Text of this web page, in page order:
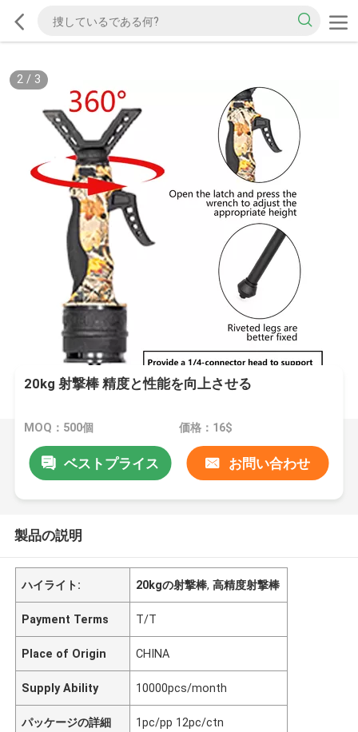
2/ 3
20kg 射撃棒 精度と性能を向上させる
MOQ：500個 価格：16$
ベストプライス お問い合わせ
製品の説明
ハイライト: 20kgの射撃棒,高精度射撃棒
Payment Terms T/T
Place of Origin CHINA
Supply Ability 10000pcs/month
パッケージの詳細 1pc/pp 12pc/ctn